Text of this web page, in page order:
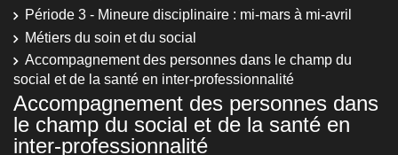
Période 3 - Mineure disciplinaire : mi-mars à mi-avril
Métiers du soin et du social
Accompagnement des personnes dans le champ du
social et de la santé en inter-professionnalité
Accompagnement des personnes dans
le champ du social et de la santé en
inter-professionnalité